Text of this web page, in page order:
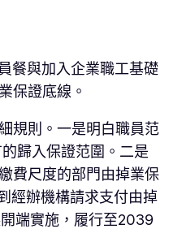
餐與加入企業職工基礎
保證底線。
規則。一是明白職員范
歸入保證范圍。二是
費尺度的部門由掉業保
經辦機構請求支付由掉
端實施，履行至2039